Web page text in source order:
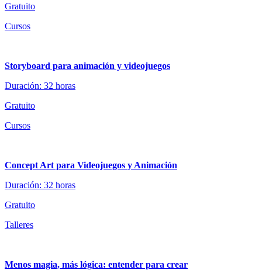
Gratuito
Cursos
Storyboard para animación y videojuegos
Duración: 32 horas
Gratuito
Cursos
Concept Art para Videojuegos y Animación
Duración: 32 horas
Gratuito
Talleres
Menos magia, más lógica: entender para crear